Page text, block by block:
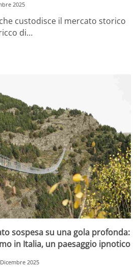
2025
custodisce il mercato storico
di…
sospesa su una gola profonda:
in Italia, un paesaggio ipnotico
2025